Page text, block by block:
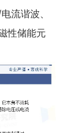
流谐波、
性储能元